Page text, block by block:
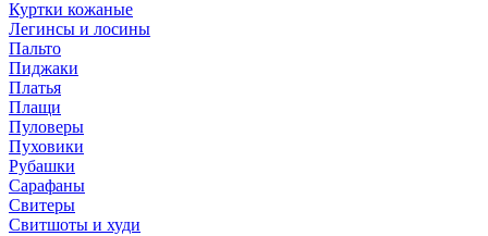
Куртки кожаные
Легинсы и лосины
Пальто
Пиджаки
Платья
Плащи
Пуловеры
Пуховики
Рубашки
Сарафаны
Свитеры
Свитшоты и худи